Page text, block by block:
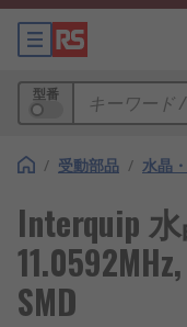
型番
/ 受動部品 / 水晶
Interquip
SMD